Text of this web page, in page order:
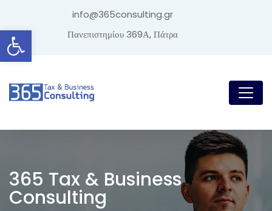
Ανοίξτε τη γραμμή εργαλείων
info@365consulting.gr
Πανεπιστημίου 369Α, Πάτρα
365 Tax & Business
Consulting